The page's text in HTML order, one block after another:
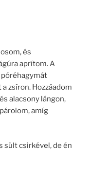
és
aprítom. A
póréhagymát
zsíron. Hozzáadom
alacsony lángon,
amíg
sült csirkével, de én